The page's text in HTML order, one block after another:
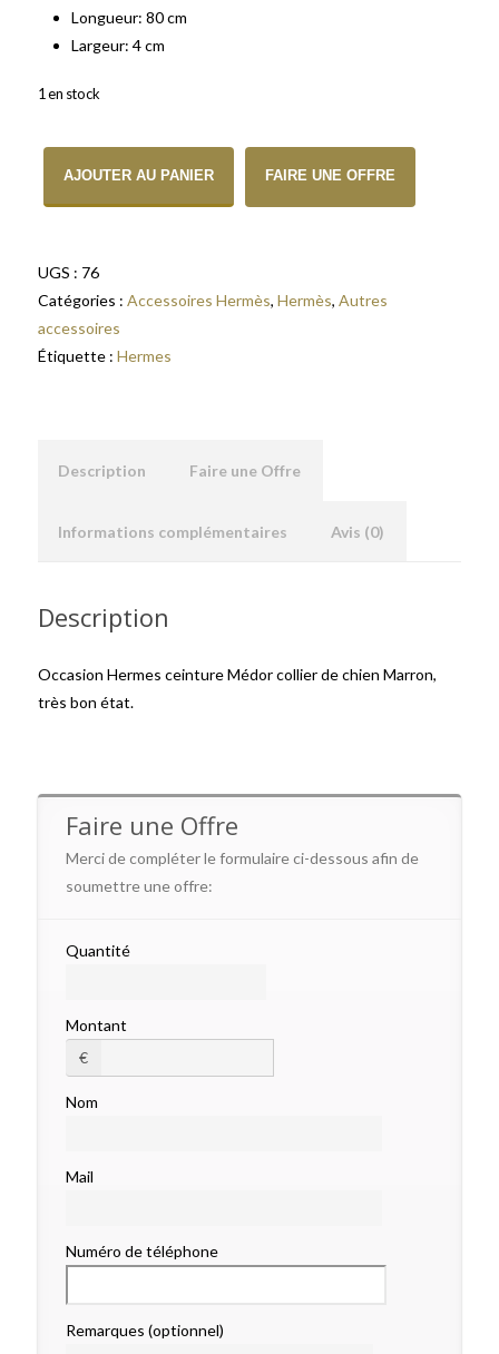
Longueur: 80 cm
Largeur: 4 cm
1 en stock
AJOUTER AU PANIER FAIRE UNE OFFRE
UGS : 76
Catégories : Accessoires Hermès, Hermès, Autres
accessoires
Étiquette : Hermes
Description Faire une Offre
Informations complémentaires Avis (0)
Description
Occasion Hermes ceinture Médor collier de chien Marron,
très bon état.
Faire une Offre
Merci de compléter le formulaire ci-dessous afin de
soumettre une offre:
Quantité
Montant
€
Nom
Mail
Numéro de téléphone
Remarques (optionnel)